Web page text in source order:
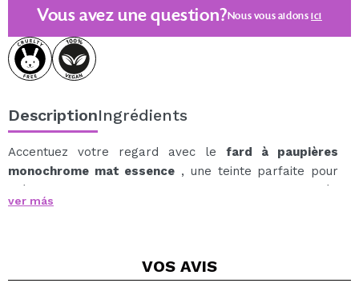
Vous avez une question?Nous vous aidonsici
DescriptionIngrédients
Accentuez votre regard avec le fard à paupières
monochrome mat essence , une teinte parfaite pour
créer tous les looks, des plus naturels pour la journée
aux plus intenses pour le soir.
couvrance uniforme et facile à estomper.
ver más
VOS AVIS